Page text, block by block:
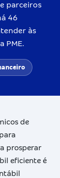
parceiros
46
às
PME.
de
prosperar
eficiente é